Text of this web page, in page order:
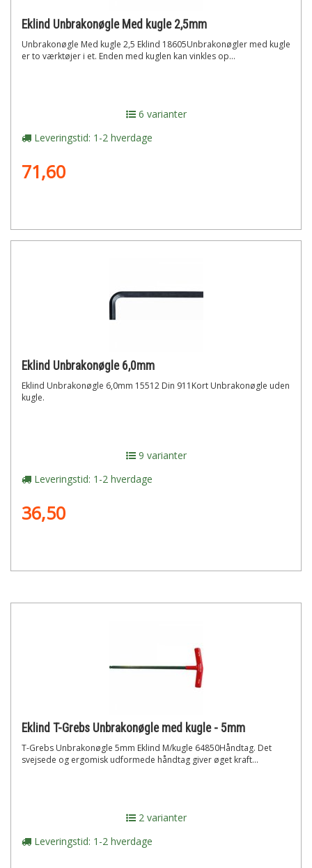
Eklind Unbrakonøgle Med kugle 2,5mm
Unbrakonøgle Med kugle 2,5 Eklind 18605Unbrakonøgler med kugle
er to værktøjer i et. Enden med kuglen kan vinkles op...
6 varianter
Leveringstid: 1-2 hverdage
71,60
Eklind Unbrakonøgle 6,0mm
Eklind Unbrakonøgle 6,0mm 15512 Din 911Kort Unbrakonøgle uden
kugle.
9 varianter
Leveringstid: 1-2 hverdage
36,50
Eklind T-Grebs Unbrakonøgle med kugle - 5mm
T-Grebs Unbrakonøgle 5mm Eklind M/kugle 64850Håndtag. Det
svejsede og ergomisk udformede håndtag giver øget kraft...
2 varianter
Leveringstid: 1-2 hverdage